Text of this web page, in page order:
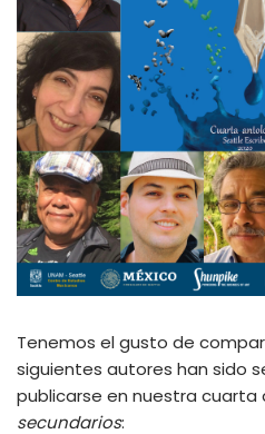
Tenemos el gusto de
siguientes autores han sido
publicarse en nuestra
secundarios: